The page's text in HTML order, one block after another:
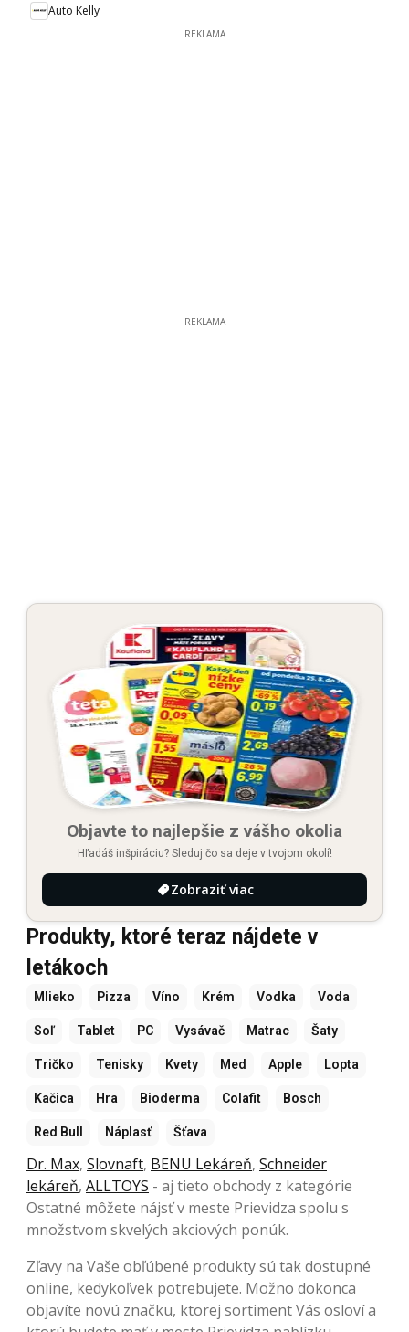
Auto Kelly
REKLAMA
REKLAMA
Objavte to najlepšie z vášho okolia
Hľadáš inšpiráciu? Sleduj čo sa deje v tvojom okolí!
Zobraziť viac
Produkty, ktoré teraz nájdete v
letákoch
Mlieko Pizza Víno Krém Vodka Voda
Soľ Tablet PC Vysávač Matrac Šaty
Tričko Tenisky Kvety Med Apple Lopta
Kačica Hra Bioderma Colafit Bosch
Red Bull Náplasť Šťava
Dr. Max, Slovnaft, BENU Lekáreň, Schneider
lekáreň, ALLTOYS - aj tieto obchody z kategórie
Ostatné môžete nájsť v meste Prievidza spolu s
množstvom skvelých akciových ponúk.
Zľavy na Vaše obľúbené produkty sú tak dostupné
online, kedykoľvek potrebujete. Možno dokonca
objavíte novú značku, ktorej sortiment Vás osloví a